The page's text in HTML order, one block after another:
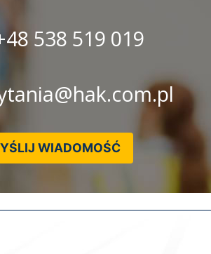
538 519 019
WIADOMOŚĆ